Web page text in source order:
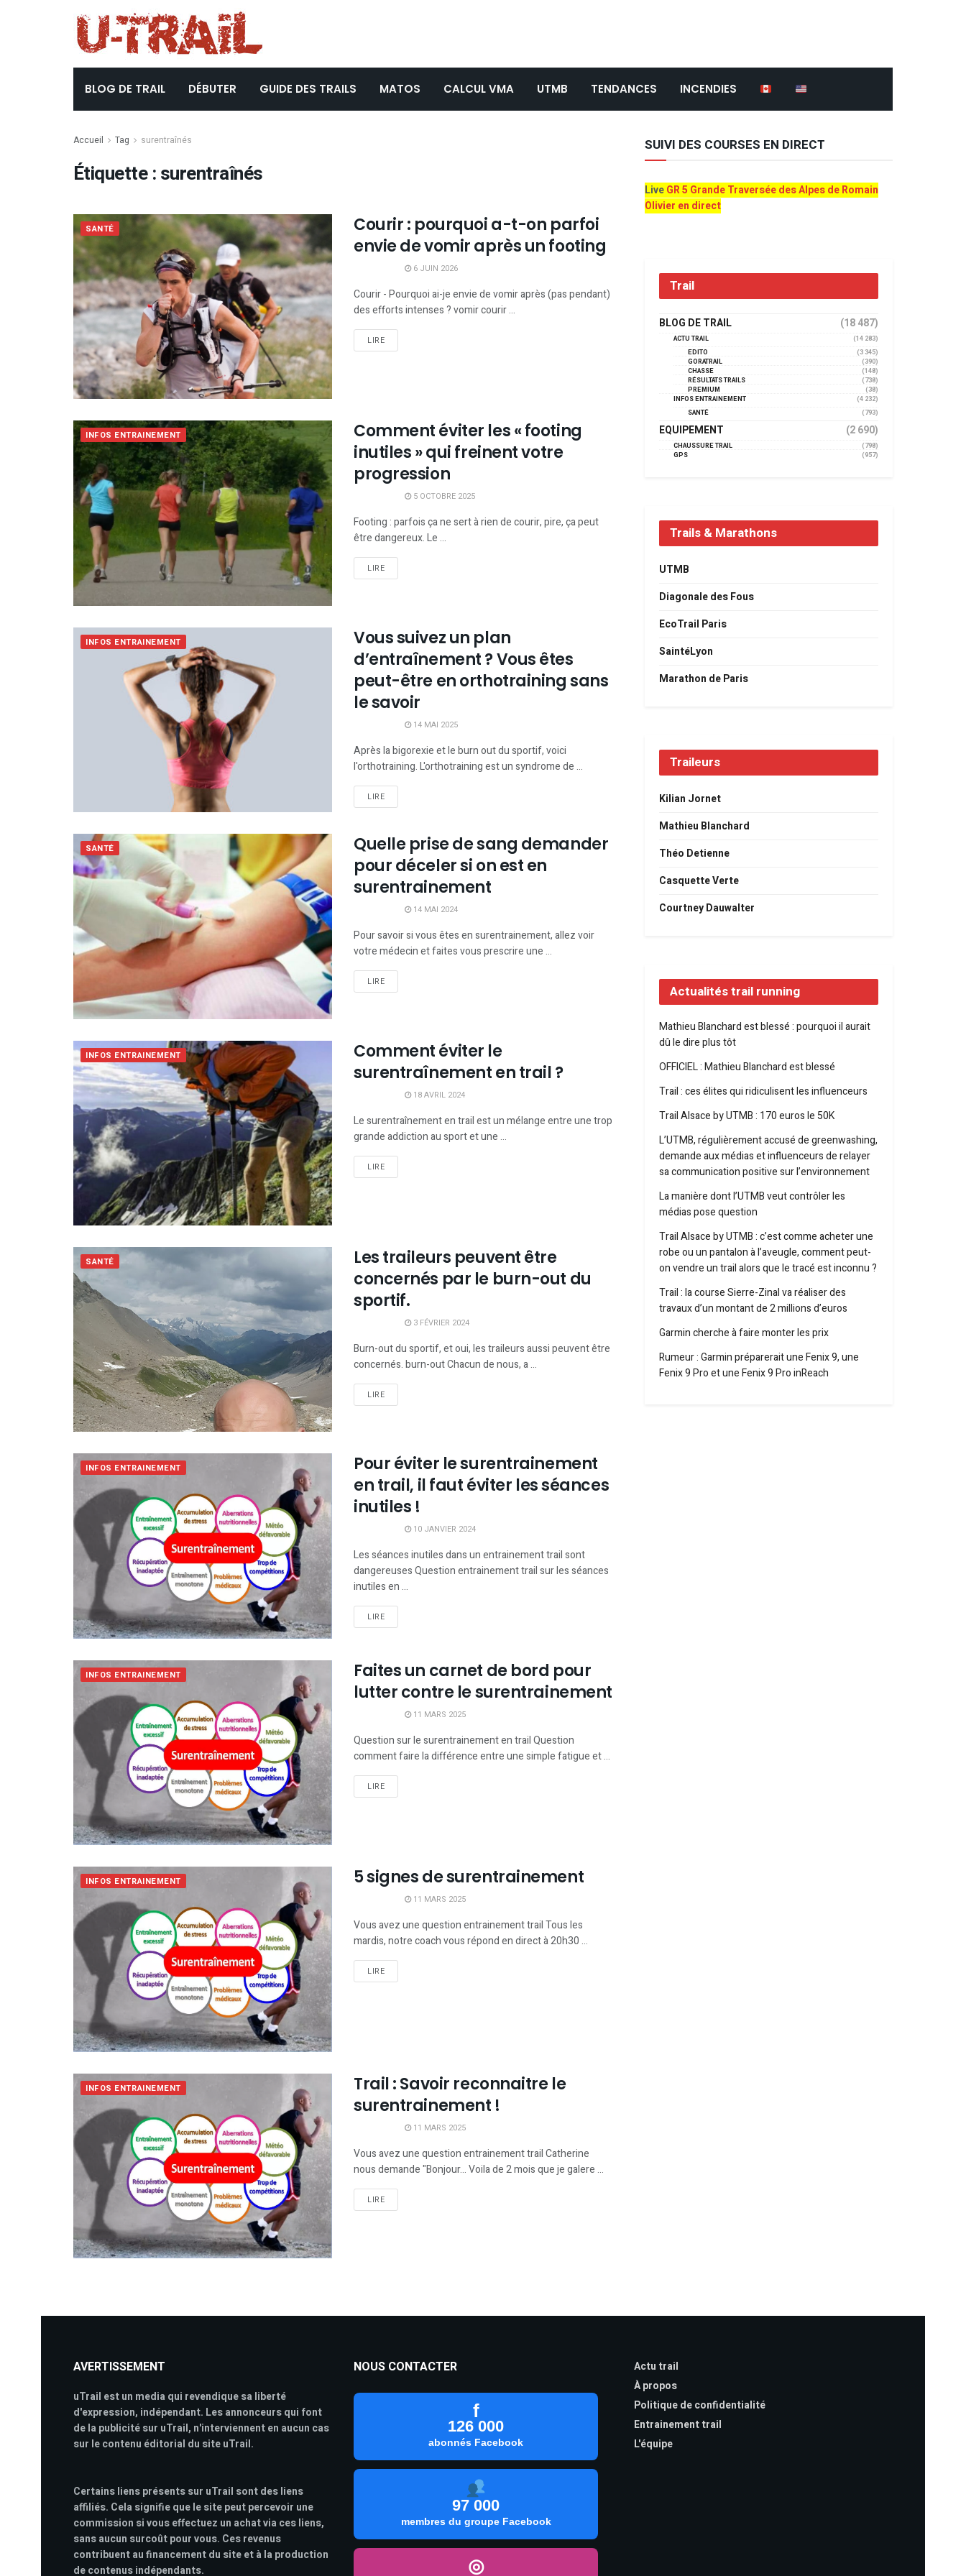
BLOG DE TRAIL DÉBUTER GUIDE DES TRAILS MATOS CALCUL VMA UTMB TENDANCES INCENDIES
Accueil Tag surentraînés
Étiquette :surentraînés
SANTÉ
Courir : pourquoi a-t-on parfoi
envie de vomir après un footing
6 JUIN 2026
Courir - Pourquoi ai-je envie de vomir après (pas pendant)
des efforts intenses ? vomir courir ...
LIRE
INFOS ENTRAINEMENT
Comment éviter les « footing
inutiles » qui freinent votre
progression
5 OCTOBRE 2025
Footing : parfois ça ne sert à rien de courir, pire, ça peut
être dangereux. Le ...
LIRE
INFOS ENTRAINEMENT
Vous suivez un plan
d’entraînement ? Vous êtes
peut-être en orthotraining sans
le savoir
14 MAI 2025
Après la bigorexie et le burn out du sportif, voici
l'orthotraining. L'orthotraining est un syndrome de ...
LIRE
SANTÉ
Quelle prise de sang demander
pour déceler si on est en
surentrainement
14 MAI 2024
Pour savoir si vous êtes en surentrainement, allez voir
votre médecin et faites vous prescrire une ...
LIRE
INFOS ENTRAINEMENT
Comment éviter le
surentraînement en trail ?
18 AVRIL 2024
Le surentraînement en trail est un mélange entre une trop
grande addiction au sport et une ...
LIRE
SANTÉ
Les traileurs peuvent être
concernés par le burn-out du
sportif.
3 FÉVRIER 2024
Burn-out du sportif, et oui, les traileurs aussi peuvent être
concernés. burn-out Chacun de nous, a ...
LIRE
INFOS ENTRAINEMENT
Pour éviter le surentrainement
en trail, il faut éviter les séances
inutiles !
10 JANVIER 2024
Les séances inutiles dans un entrainement trail sont
dangereuses Question entrainement trail sur les séances
inutiles en ...
LIRE
INFOS ENTRAINEMENT
Faites un carnet de bord pour
lutter contre le surentrainement
11 MARS 2025
Question sur le surentrainement en trail Question
comment faire la différence entre une simple fatigue et ...
LIRE
INFOS ENTRAINEMENT 5 signes de surentrainement
11 MARS 2025
Vous avez une question entrainement trail Tous les
mardis, notre coach vous répond en direct à 20h30 ...
LIRE
INFOS ENTRAINEMENT
Trail : Savoir reconnaitre le
surentrainement !
11 MARS 2025
Vous avez une question entrainement trail Catherine
nous demande "Bonjour... Voila de 2 mois que je galere ...
LIRE
SUIVI DES COURSES EN DIRECT
LiveGR 5 Grande Traversée des Alpes de Romain
Olivier en direct
Trail
BLOG DE TRAIL (18 487)
ACTU TRAIL
(14 283)
EDITO
(3 345)
GORATRAIL
(390)
CHASSE
(148)
RÉSULTATS TRAILS
(738)
PREMIUM
(38)
INFOS ENTRAINEMENT
(4 232)
SANTÉ
(793)
EQUIPEMENT (2 690)
CHAUSSURE TRAIL
(798)
GPS
(957)
Trails & Marathons
UTMB
Diagonale des Fous
EcoTrail Paris
SaintéLyon
Marathon de Paris
Traileurs
Kilian Jornet
Mathieu Blanchard
Théo Detienne
Casquette Verte
Courtney Dauwalter
Actualités trail running
Mathieu Blanchard est blessé : pourquoi il aurait
dû le dire plus tôt
OFFICIEL : Mathieu Blanchard est blessé
Trail : ces élites qui ridiculisent les influenceurs
Trail Alsace by UTMB : 170 euros le 50K
L’UTMB, régulièrement accusé de greenwashing,
demande aux médias et influenceurs de relayer
sa communication positive sur l’environnement
La manière dont l’UTMB veut contrôler les
médias pose question
Trail Alsace by UTMB : c’est comme acheter une
robe ou un pantalon à l’aveugle, comment peut-
on vendre un trail alors que le tracé est inconnu ?
Trail : la course Sierre-Zinal va réaliser des
travaux d’un montant de 2 millions d’euros
Garmin cherche à faire monter les prix
Rumeur : Garmin préparerait une Fenix 9, une
Fenix 9 Pro et une Fenix 9 Pro inReach
AVERTISSEMENT
uTrail est un media qui revendique sa liberté
d'expression, indépendant. Les annonceurs qui font
de la publicité sur uTrail, n'interviennent en aucun cas
sur le contenu éditorial du site uTrail.
Certains liens présents sur uTrail sont des liens
affiliés. Cela signifie que le site peut percevoir une
commission si vous effectuez un achat via ces liens,
sans aucun surcoût pour vous. Ces revenus
contribuent au financement du site et à la production
de contenus indépendants.
NOUS CONTACTER
f
126 000
abonnés Facebook
97 000
membres du groupe Facebook
◎
Actu trail
À propos
Politique de confidentialité
Entrainement trail
L'équipe